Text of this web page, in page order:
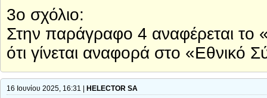
3ο σχόλιο:
Στην παράγραφο 4 αναφέρεται το
ότι γίνεται αναφορά στο
16 Ιουνίου 2025, 16:31 | HELECTOR SA